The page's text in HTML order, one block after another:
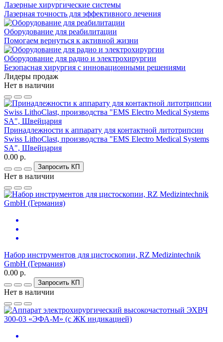
Лазерные хирургические системы
Лазерная точность для эффективного лечения
Оборудование для реабилитации
Помогаем вернуться к активной жизни
Оборудование для радио и электрохирургии
Безопасная хирургия с инновационными решениями
Лидеры продаж
Нет в наличии
Принадлежности к аппарату для контактной литотрипсии
Swiss LithoClast, производства "EMS Electro Medical Systems
SA", Швейцария
0.00 р.
Запросить КП
Нет в наличии
Набор инструментов для цистоскопии, RZ Medizintechnik
GmbH (Германия)
0.00 р.
Запросить КП
Нет в наличии